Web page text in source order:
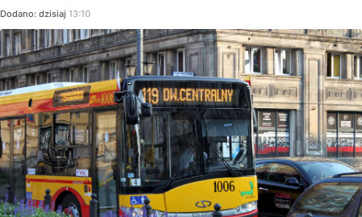
Dodano: dzisiaj 13:10